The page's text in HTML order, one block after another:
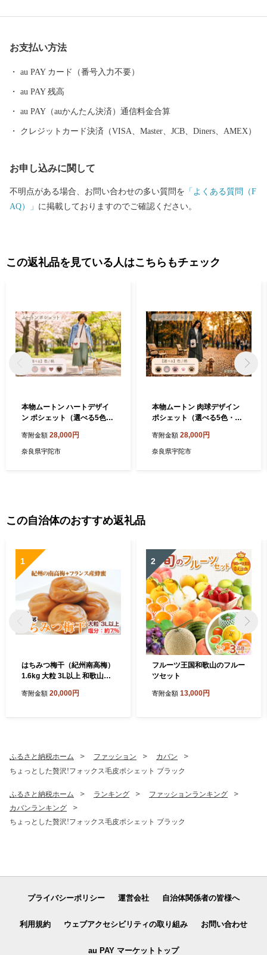
高速のインターそばには広々とした日高川オートキャンプ場があ
り、大阪から約2時間、気軽にアウトドアが楽しめます。 【歴史
め、「御坊」の由来となった寺内町、宮子姫の伝説など、名所・
旧跡や伝説が数多く残り、当時の息づかいを体感できます。 頂い
た寄付金は、子供たちの教育環境の整備、みんなが安心して暮ら
お支払い方法
au PAY カード（番号入力不要）
au PAY 残高
au PAY（auかんたん決済）通信料金合算
クレジットカード決済（VISA、Master、JCB、Diners、AMEX）
お申し込みに関して
不明点がある場合、お問い合わせの多い質問を 「よくある質問（F
AQ）」 に掲載しておりますのでご確認ください。
この返礼品を見ている人はこちらもチェック
本物ムートン ハートデザイ
ン ポシェット（選べる5色・
トンバッグ ショルダーバッ
グ レディース かわいい ミニ
寄附金額 28,000円
奈良県宇陀市
本物ムートン 肉球デザイン
ポシェット（選べる5色・内
ンバッグ ショルダーバッグ
レディース 肉球 猫 犬 アニマ
寄附金額 28,000円
奈良県宇陀市
この自治体のおすすめ返礼品
1
はちみつ梅干（紀州南高梅）
1.6kg 大粒 3L以上 和歌山県
寄附金額 20,000円
2
フルーツ王国和歌山のフルー
ツセット
寄附金額 13,000円
ふるさと納税ホーム ファッション
カバン
ちょっとした贅沢!フォックス毛皮ポシェット ブラック
ふるさと納税ホーム ランキング
ファッションランキング
カバンランキング
ちょっとした贅沢!フォックス毛皮ポシェット ブラック
プライバシーポリシー 運営会社 自治体関係者の皆様へ
利用規約 ウェブアクセシビリティの取り組み お問い合わせ
au PAY マーケットトップ